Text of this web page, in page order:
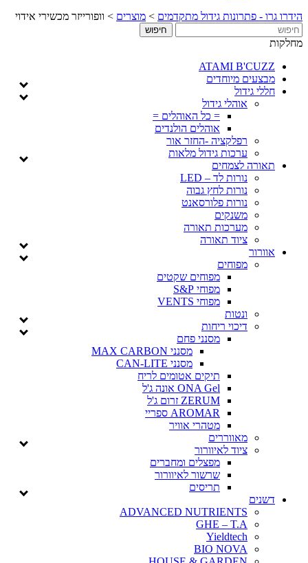
הידרו גרו - פתרונות גידול מתקדמים > מוצרים > וופורייזר מכשירי אידוי
מחלקות
ATAMI B'CUZZ
מבצעים מיוחדים
חללי גידול
אוהלי גידול
= כל האוהלים =
אוהלים הולנדים
רפלקציה -החזר אור
ערכות גידול מלאות
תאורה לצמחים
נורות לד – LED
נורות לחץ גבוה
נורות פלורסאנט
משנקים
מערכות תאורה
ציוד תאורה
אוורור
מפוחים
מפוחים שקטים
מפוחי S&P
מפוחי VENTS
ונטות
דיכוי ריחות
מסנני פחם
מסנני MAX CARBON
מסנני CAN-LITE
תיקים אטומים לריח
ONA Gel אונה ג'ל
ZERUM זרום ג'ל
AROMAR ספריי
מטהרי אוויר
מאווררים
ציוד לאיוורור
מפצלים ומחברים
שרשור לאיוורור
תריסים
דשנים
ADVANCED NUTRIENTS
GHE – T.A
Yieldtech
BIO NOVA